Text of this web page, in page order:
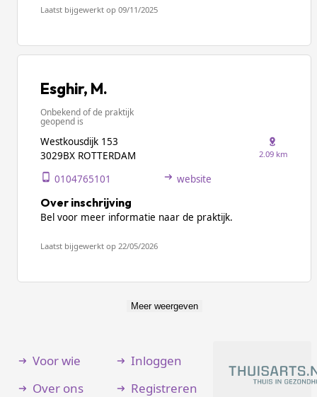
Laatst bijgewerkt op 09/11/2025
Esghir, M.
Onbekend of de praktijk
geopend is
Westkousdijk 153
3029BX ROTTERDAM
2.09 km
0104765101 website
Over inschrijving
Bel voor meer informatie naar de praktijk.
Laatst bijgewerkt op 22/05/2026
Meer weergeven
Voor wie
Over ons
Inloggen
Registreren